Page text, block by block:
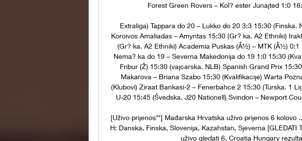
Forest Green Rovers – Kol? ester Junajted 1:0
Extraliga) Tappara do 20 – Lukko do 20 3:3 15:30 (Finska.
Koroivos Amaliadas – Amyntas 15:30 (Gr? ka. A2 Ethniki)
(Gr? ka. A2 Ethniki) Academia Puskas (Å½) – MTK (Å½)
Nema? ka do 19 – Severna Makedonija do 19 1:0 15:30
Fribur (Ž) 15:30 (vajcarska. NLB) Spanish Grand Prix
Makarova – Briana Szabo 15:30 (Kvalifikacije) Warta
(Klubovi) Ziraat Bankasi-2 – Fenerbahce 2 15:30 (Turska. 1
U-20 15:45 (Švedska. J20 Nationell) Svindon – Newport
[Uživo prijenos**] Mađarska Hrvatska uživo prijenos 6 kolovo
H: Danska, Finska, Slovenija, Kazahstan, Sjeverna [GLEDATI
uživo gledati 6. Croatia Hungary